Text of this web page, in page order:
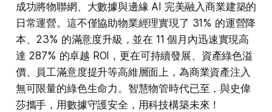
成功將物聯網、大數據與邊緣 AI 完美融入商業建築的
日常運營。這不僅協助物業經理實現了 31% 的運營降
本、23% 的滿意度升級，並在 11 個月內迅速實現高
達 287% 的卓越 ROI，更在可持續發展、資產綠色溢
價、員工滿意度提升等高維層面上，為商業資產注入
無可限量的綠色生命力。智慧物管時代已至，與史偉
莎攜手，用數據守護安全，用科技構築未來！